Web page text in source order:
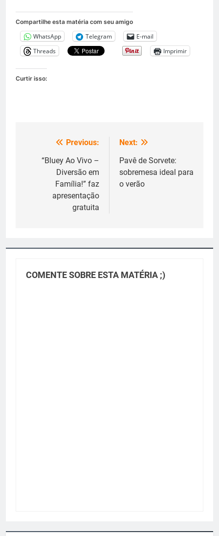
Compartilhe esta matéria com seu amigo
WhatsApp Telegram
E-mail
Threads
Imprimir
Curtir isso:
Navegação
Previous:
“Bluey Ao Vivo –
Diversão em
Família!” faz
apresentação
gratuita
Next:
Pavê de Sorvete:
sobremesa ideal para
o verão
COMENTE SOBRE ESTA MATÉRIA ;)